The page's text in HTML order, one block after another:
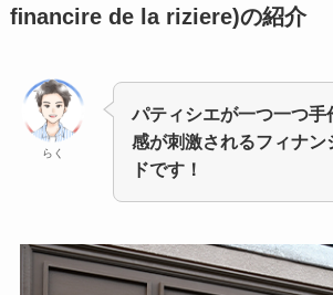
ﬁnancire de la riziere)の紹介
らく
パティシエが一つ一つ手
感が刺激されるフィナン
ドです！